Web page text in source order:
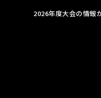
2026年度大会の情報